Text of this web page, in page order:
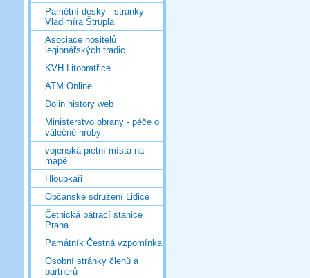
Pamětní desky - stránky
Vladimíra Štrupla
Asociace nositelů
legionářských tradic
KVH Litobratřice
ATM Online
Dolin history web
Ministerstvo obrany - péče o
válečné hroby
vojenská pietní místa na
mapě
Hloubkaři
Občanské sdružení Lidice
Četnická pátrací stanice
Praha
Památník Čestná vzpomínka
Osobní stránky členů a
partnerů